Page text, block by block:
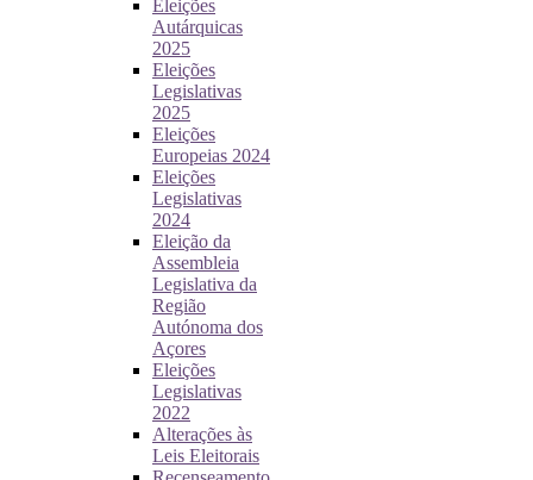
Eleições
Autárquicas
2025
Eleições
Legislativas
2025
Eleições
Europeias 2024
Eleições
Legislativas
2024
Eleição da
Assembleia
Legislativa da
Região
Autónoma dos
Açores
Eleições
Legislativas
2022
Alterações às
Leis Eleitorais